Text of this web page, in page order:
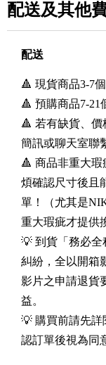
配送及其他
配送
🔺 現貨商品3-7
🔺 預購商品7-21
🔺 若有缺貨、
簡訊或聊天室聯
🔺 商品非重大
煩確認尺寸後且
單！（尤其是
重大瑕疵才提供
💡 到貨「務必
糾紛，全以開箱
影片之申請退貨
益。
💡 購買前請先詳
認訂單後視為同